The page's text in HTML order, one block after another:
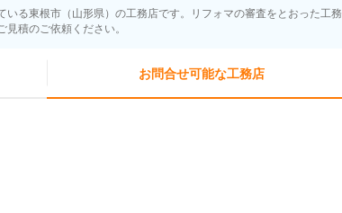
いる東根市（山形県）の工務店です。リフォマの審査をとおった工務
積のご依頼ください。
お問合せ可能な工務店